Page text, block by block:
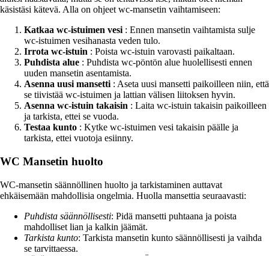
käsistäsi kätevä. Alla on ohjeet wc-mansetin vaihtamiseen:
Katkaa wc-istuimen vesi : Ennen mansetin vaihtamista sulje
wc-istuimen vesihanasta veden tulo.
Irrota wc-istuin : Poista wc-istuin varovasti paikaltaan.
Puhdista alue : Puhdista wc-pöntön alue huolellisesti ennen
uuden mansetin asentamista.
Asenna uusi mansetti : Aseta uusi mansetti paikoilleen niin, että
se tiivistää wc-istuimen ja lattian välisen liitoksen hyvin.
Asenna wc-istuin takaisin : Laita wc-istuin takaisin paikoilleen
ja tarkista, ettei se vuoda.
Testaa kunto : Kytke wc-istuimen vesi takaisin päälle ja
tarkista, ettei vuotoja esiinny.
WC Mansetin huolto
WC-mansetin säännöllinen huolto ja tarkistaminen auttavat
ehkäisemään mahdollisia ongelmia. Huolla mansettia seuraavasti:
Puhdista säännöllisesti: Pidä mansetti puhtaana ja poista
mahdolliset lian ja kalkin jäämät.
Tarkista kunto: Tarkista mansetin kunto säännöllisesti ja vaihda
se tarvittaessa.